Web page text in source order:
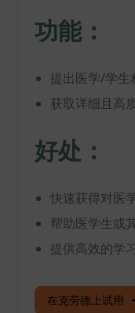
功能：
提出医学/学生
获取详细且高
好处：
快速获得对医
帮助医学生或
提供高效的学
在克劳德上试用